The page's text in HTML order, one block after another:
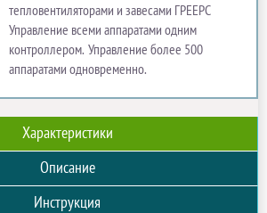
тепловентиляторами и завесами ГРЕЕРС
Управление всеми аппаратами одним
контроллером. Управление более 500
аппаратами одновременно.
Характеристики
Описание
Инструкция